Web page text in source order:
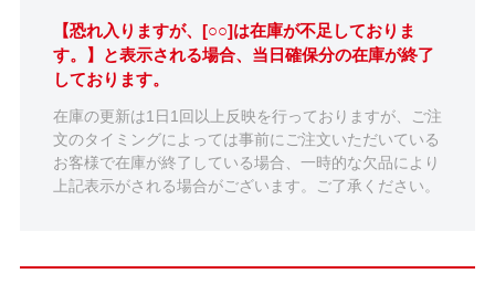
【恐れ入りますが、[○○]は在庫が不足しておりま
す。】と表示される場合、当日確保分の在庫が終了
しております。
在庫の更新は1日1回以上反映を行っておりますが、ご注
文のタイミングによっては事前にご注文いただいている
お客様で在庫が終了している場合、一時的な欠品により
上記表示がされる場合がございます。ご了承ください。